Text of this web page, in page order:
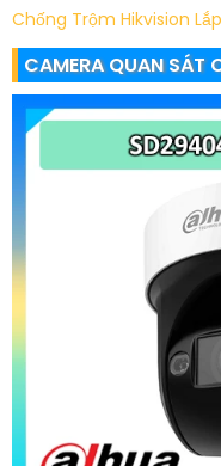
Chống Trộm Hikvision
CAMERA QUAN SÁT